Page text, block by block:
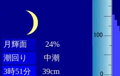
月輝面
24%
潮回り
中潮
3時51分
39cm